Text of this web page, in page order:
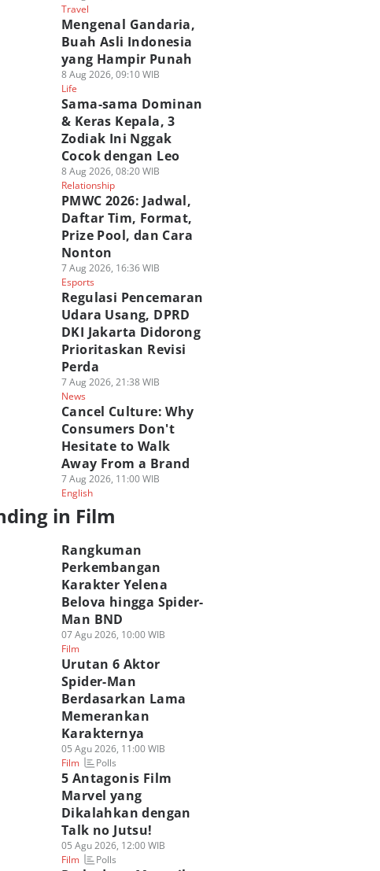
Tahukah Kamu?
Tahun Lahir Bibi
May MCU Sama
dengan Aktrisnya!
06 Agu 2026, 20:02 WIB
Polls
Apakah Ned Leeds
Parker di Spider-
Man Brand New
Day?
Film
Polls
Travel
Mengenal Gandaria,
Buah Asli Indonesia
yang Hampir Punah
8 Aug 2026, 09:10 WIB
Life
Sama-sama Dominan
& Keras Kepala, 3
Zodiak Ini Nggak
Cocok dengan Leo
8 Aug 2026, 08:20 WIB
Relationship
PMWC 2026: Jadwal,
Daftar Tim, Format,
Prize Pool, dan Cara
Nonton
7 Aug 2026, 16:36 WIB
Esports
Regulasi Pencemaran
Udara Usang, DPRD
DKI Jakarta Didorong
Prioritaskan Revisi
Perda
7 Aug 2026, 21:38 WIB
News
Cancel Culture: Why
Consumers Don't
Hesitate to Walk
Away From a Brand
7 Aug 2026, 11:00 WIB
English
in Film
Rangkuman
Perkembangan
Karakter Yelena
Belova hingga Spider-
Man BND
07 Agu 2026, 10:00 WIB
Film
Urutan 6 Aktor
Spider-Man
Berdasarkan Lama
Memerankan
Karakternya
05 Agu 2026, 11:00 WIB
Film
Polls
5 Antagonis Film
Marvel yang
Dikalahkan dengan
Talk no Jutsu!
05 Agu 2026, 12:00 WIB
Film
Polls